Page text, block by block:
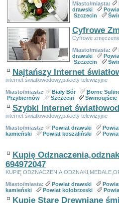
Miasto/miasta:
drawski
Szczecin
Cyfrowe
Cyfrowe
Miasto/miasta:
drawski
Szczecin
Najtańszy Internet
internet światłowodowy,pakiety telewizyjne
Miasto/miasta:
Biały Bór
Borne
Przybiernów
Szczecin Świnoujście
Szybki Internet
internet światłowodowy,pakiety telewizyjne
Miasto/miasta:
Powiat drawski
kamieński
Powiat koszaliński
Kupię
694972047
KUPIĘ
Miasto/miasta:
Powiat drawski
kamieński
Powiat kołobrzeski
Kupię Stare Drewniane